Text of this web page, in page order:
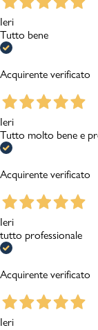
Ieri
Tutto bene
Acquirente verificato
Ieri
Tutto molto bene e
Acquirente verificato
Ieri
tutto professionale
Acquirente verificato
Ieri